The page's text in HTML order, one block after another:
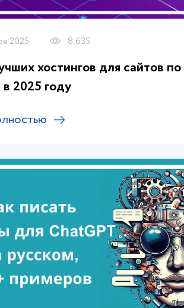
2025 8 635
хостингов для сайтов
2025 году